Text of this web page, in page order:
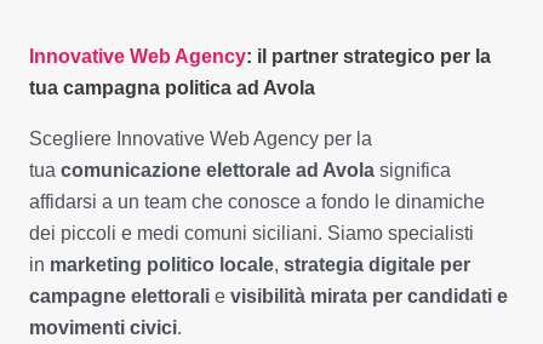
Innovative Web Agency: il partner strategico per la
tua campagna politica ad Avola
Scegliere Innovative Web Agency per la
tua comunicazione elettorale ad Avola significa
affidarsi a un team che conosce a fondo le dinamiche
dei piccoli e medi comuni siciliani. Siamo specialisti
in marketing politico locale, strategia digitale per
campagne elettorali e visibilità mirata per candidati e
movimenti civici.